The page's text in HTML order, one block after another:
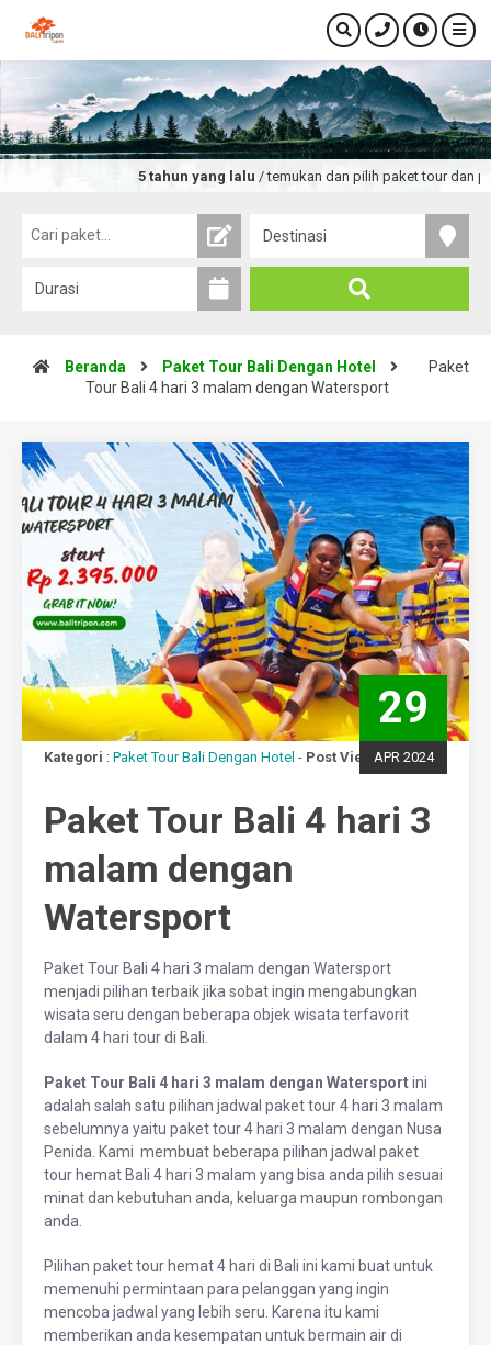
5 tahun yang lalu/ temukan dan pilih paket tour dan promo
Beranda Paket Tour Bali Dengan Hotel
Paket
Tour Bali 4 hari 3 malam dengan Watersport
Kategori : Paket Tour Bali Dengan Hotel - Post View : 436 views
29
APR 2024
Paket Tour Bali 4 hari 3
malam dengan
Watersport
Paket Tour Bali 4 hari 3 malam dengan Watersport
menjadi pilihan terbaik jika sobat ingin mengabungkan
wisata seru dengan beberapa objek wisata terfavorit
dalam 4 hari tour di Bali.
Paket Tour Bali 4 hari 3 malam dengan Watersportini
adalah salah satu pilihan jadwal paket tour 4 hari 3 malam
sebelumnya yaitu paket tour 4 hari 3 malam dengan Nusa
Penida. Kami membuat beberapa pilihan jadwal paket
tour hemat Bali 4 hari 3 malam yang bisa anda pilih sesuai
minat dan kebutuhan anda, keluarga maupun rombongan
anda.
Pilihan paket tour hemat 4 hari di Bali ini kami buat untuk
memenuhi permintaan para pelanggan yang ingin
mencoba jadwal yang lebih seru. Karena itu kami
memberikan anda kesempatan untuk bermain air di